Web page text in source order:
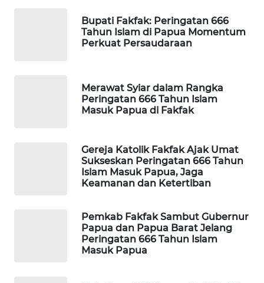
Bupati Fakfak: Peringatan 666
Tahun Islam di Papua Momentum
Perkuat Persaudaraan
Merawat Syiar dalam Rangka
Peringatan 666 Tahun Islam
Masuk Papua di Fakfak
Gereja Katolik Fakfak Ajak Umat
Sukseskan Peringatan 666 Tahun
Islam Masuk Papua, Jaga
Keamanan dan Ketertiban
Pemkab Fakfak Sambut Gubernur
Papua dan Papua Barat Jelang
Peringatan 666 Tahun Islam
Masuk Papua